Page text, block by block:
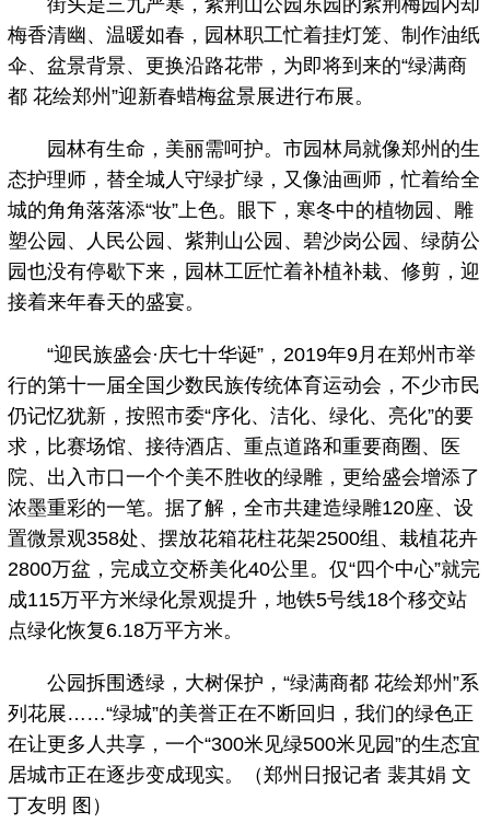
梅香清幽、温暖如春，园林职工忙着挂灯笼、制作油纸
伞、盆景背景、更换沿路花带，为即将到来的“绿满商
都 花绘郑州”迎新春蜡梅盆景展进行布展。
园林有生命，美丽需呵护。市园林局就像郑州的生
态护理师，替全城人守绿扩绿，又像油画师，忙着给全
城的角角落落添“妆”上色。眼下，寒冬中的植物园、雕
塑公园、人民公园、紫荆山公园、碧沙岗公园、绿荫公
园也没有停歇下来，园林工匠忙着补植补栽、修剪，迎
接着来年春天的盛宴。
“迎民族盛会·庆七十华诞”，2019年9月在郑州市举
行的第十一届全国少数民族传统体育运动会，不少市民
仍记忆犹新，按照市委“序化、洁化、绿化、亮化”的要
求，比赛场馆、接待酒店、重点道路和重要商圈、医
院、出入市口一个个美不胜收的绿雕，更给盛会增添了
浓墨重彩的一笔。据了解，全市共建造绿雕120座、设
置微景观358处、摆放花箱花柱花架2500组、栽植花卉
2800万盆，完成立交桥美化40公里。仅“四个中心”就完
成115万平方米绿化景观提升，地铁5号线18个移交站
点绿化恢复6.18万平方米。
公园拆围透绿，大树保护，“绿满商都 花绘郑州”系
列花展……“绿城”的美誉正在不断回归，我们的绿色正
在让更多人共享，一个“300米见绿500米见园”的生态宜
居城市正在逐步变成现实。（郑州日报记者 裴其娟 文
丁友明 图）